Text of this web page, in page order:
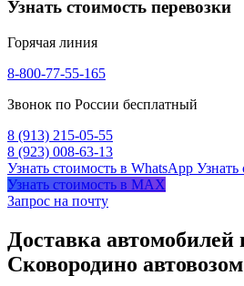
Узнать стоимость перевозки
Горячая линия
8-800-77-55-165
Звонок по России бесплатный
8 (913) 215-05-55
8 (923) 008-63-13
Узнать стоимость в WhatsApp Узнать
Узнать стоимость в MAX
Запрос на почту
Доставка автомобилей
Сковородино автовозом